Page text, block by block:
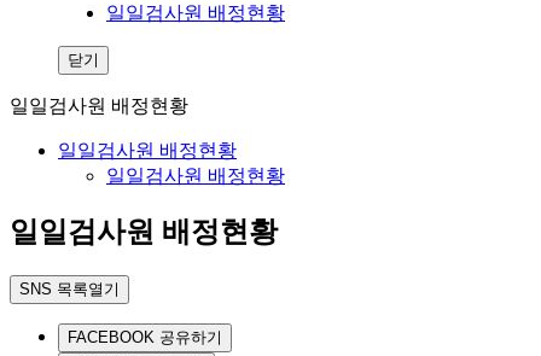
일일검사원 배정현황
닫기
일일검사원 배정현황
일일검사원 배정현황
일일검사원 배정현황
일일검사원 배정현황
SNS 목록열기
FACEBOOK 공유하기